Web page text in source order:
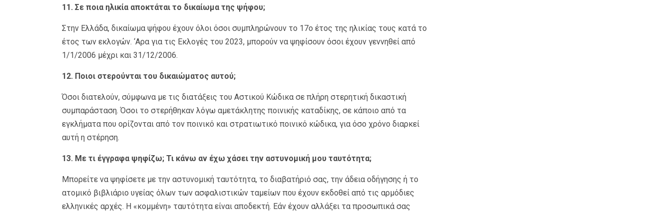
11. Σε ποια ηλικία αποκτάται το δικαίωμα της ψήφου;
Στην Ελλάδα, δικαίωμα ψήφου έχουν όλοι όσοι συμπληρώνουν το 17ο έτος της ηλικίας τους κατά το
έτος των εκλογών. ‘Αρα για τις Εκλογές του 2023, μπορούν να ψηφίσουν όσοι έχουν γεννηθεί από
1/1/2006 μέχρι και 31/12/2006.
12. Ποιοι στερούνται του δικαιώματος αυτού;
Όσοι διατελούν, σύμφωνα με τις διατάξεις του Αστικού Κώδικα σε πλήρη στερητική δικαστική
συμπαράσταση. Όσοι το στερήθηκαν λόγω αμετάκλητης ποινικής καταδίκης, σε κάποιο από τα
εγκλήματα που ορίζονται από τον ποινικό και στρατιωτικό ποινικό κώδικα, για όσο χρόνο διαρκεί
αυτή η στέρηση.
13. Με τι έγγραφα ψηφίζω; Τι κάνω αν έχω χάσει την αστυνομική μου ταυτότητα;
Μπορείτε να ψηφίσετε με την αστυνομική ταυτότητα, το διαβατήριό σας, την άδεια οδήγησης ή το
ατομικό βιβλιάριο υγείας όλων των ασφαλιστικών ταμείων που έχουν εκδοθεί από τις αρμόδιες
ελληνικές αρχές. Η «κομμένη» ταυτότητα είναι αποδεκτή. Εάν έχουν αλλάξει τα προσωπικά σας